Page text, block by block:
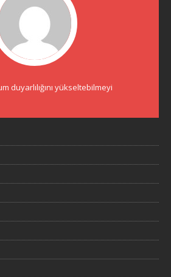
duyarlılığını yükseltebilmeyi